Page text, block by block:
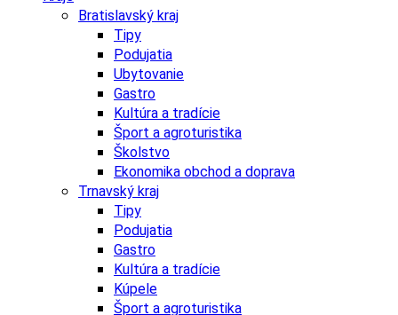
Bratislavský kraj
Tipy
Podujatia
Ubytovanie
Gastro
Kultúra a tradície
Šport a agroturistika
Školstvo
Ekonomika obchod a doprava
Trnavský kraj
Tipy
Podujatia
Gastro
Kultúra a tradície
Kúpele
Šport a agroturistika